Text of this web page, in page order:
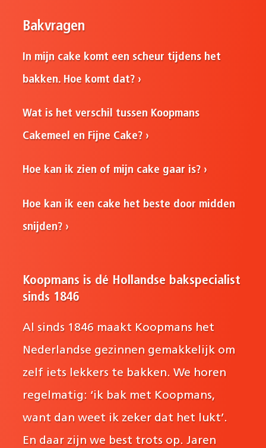
Bakvragen
In mijn cake komt een scheur tijdens het
bakken. Hoe komt dat?
Wat is het verschil tussen Koopmans
Cakemeel en Fijne Cake?
Hoe kan ik zien of mijn cake gaar is?
Hoe kan ik een cake het beste door midden
snijden?
Koopmans is dé Hollandse bakspecialist
sinds 1846
Al sinds 1846 maakt Koopmans het
Nederlandse gezinnen gemakkelijk om
zelf iets lekkers te bakken. We horen
regelmatig: ‘ik bak met Koopmans,
want dan weet ik zeker dat het lukt’.
En daar zijn we best trots op. Jaren